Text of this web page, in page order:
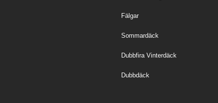
Fälgar
Sommardäck
Dubbfira Vinterdäck
Dubbdäck